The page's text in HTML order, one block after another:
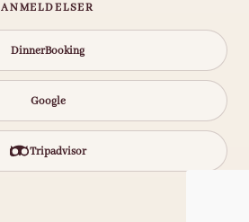
ANMELDELSER
DinnerBooking
Google
Tripadvisor